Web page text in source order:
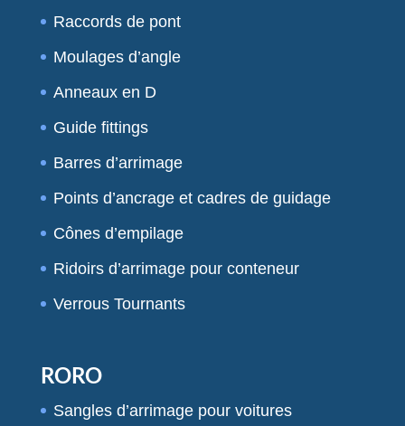
Raccords de pont
Moulages d’angle
Anneaux en D
Guide fittings
Barres d’arrimage
Points d’ancrage et cadres de guidage
Cônes d’empilage
Ridoirs d’arrimage pour conteneur
Verrous Tournants
RORO
Sangles d’arrimage pour voitures